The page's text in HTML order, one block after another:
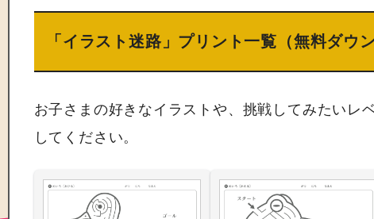
「イラスト迷路」プリント一覧（無料ダウ
お子さまの好きなイラストや、挑戦してみたいレ
してください。